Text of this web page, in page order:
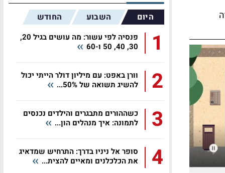
היום השבוע החודש
1
פנסיה לפי עשור: מה עושים בגיל 20,
30, 40, 50 ו-60
2
וורן באפט: עם מיליון דולר הייתי יכול
להשיג תשואה של 50%...
3
כשההורים מתבגרים והילדים נכנסים
לתמונה: איך מנהלים הון...
4
סופר אל ניניו בדרך: התרחיש שמדאיג
את הכלכלנים ומאיים להצית...